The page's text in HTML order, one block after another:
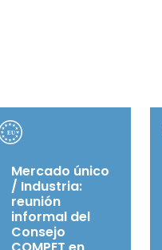
Mercado único
/ Industria:
reunión
informal del
Consejo